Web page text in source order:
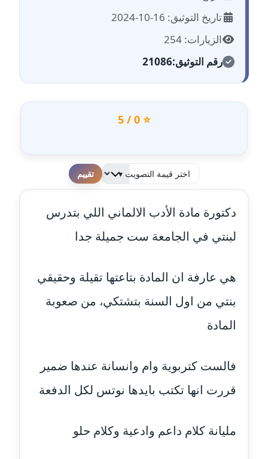
مدونة أحمد زيدان
مدونة أحمد سيد
عاملة
مدونة أحمد عبد الفتاح
عاملة
مدونة احمد كريدي
عاملة
عاملة
مدونة اريج الشرفا
عاملة
مدونة اسلام أبو علم
مدونة اسماء خوجة
تاريخ التوثيق: 16-10-2024
الزيارات: 254
رقم التوثيق:21086
⭐ 0 / 5
لطفا قم بالتقييم
دكتورة مادة الأدب الالماني اللي بتدرس
لبنتي في الجامعة ست جميلة جدا
هي عارفة ان المادة بتاعتها تقيلة وحقيقي
بنتي من اول السنة بتشتكي، من صعوبة
المادة
فالست كتربوية وام وانسانة عندها ضمير
قررت انها تكتب بايدها نوتس لكل الدفعة
مليانة كلام داعم وادعية وكلام حلو